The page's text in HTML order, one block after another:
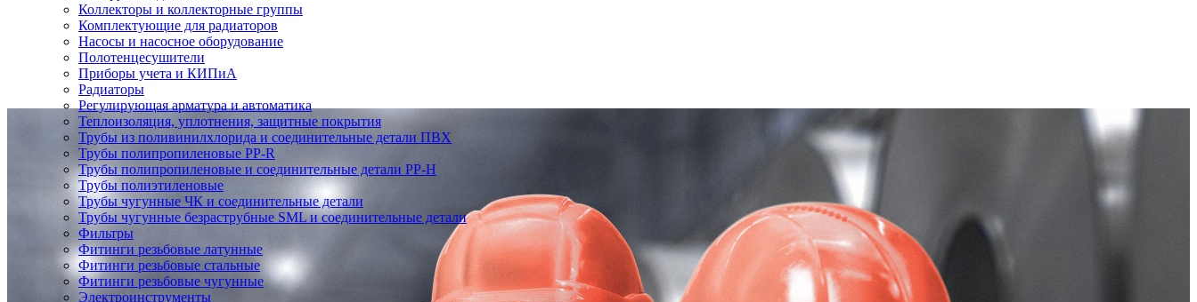
Коллекторы и коллекторные группы
Комплектующие для радиаторов
Насосы и насосное оборудование
Полотенцесушители
Приборы учета и КИПиА
Радиаторы
Регулирующая арматура и автоматика
Теплоизоляция, уплотнения, защитные покрытия
Трубы из поливинилхлорида и соединительные детали ПВХ
Трубы полипропиленовые PP-R
Трубы полипропиленовые и соединительные детали PP-H
Трубы полиэтиленовые
Трубы чугунные ЧК и соединительные детали
Трубы чугунные безраструбные SML и соединительные детали
Фильтры
Фитинги резьбовые латунные
Фитинги резьбовые стальные
Фитинги резьбовые чугунные
Электроинструменты